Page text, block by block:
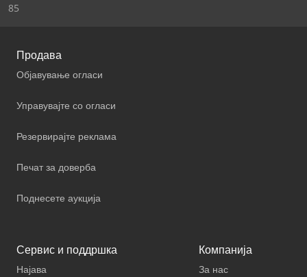
85
Продава
Објавување огласи
Управувајте со огласи
Резервирајте реклама
Печат за доверба
Поднесете аукција
Сервис и поддршка
Најава
Компанија
За нас